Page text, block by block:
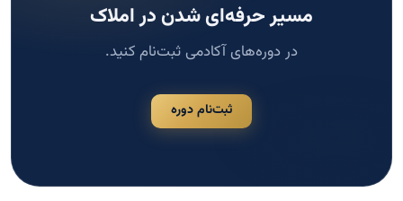
مسیر حرفه‌ای شدن در املاک
در دوره‌های آکادمی ثبت‌نام کنید.
ثبت‌نام دوره